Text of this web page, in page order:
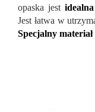
opaska jest
Jest łatwa w
Specjalny